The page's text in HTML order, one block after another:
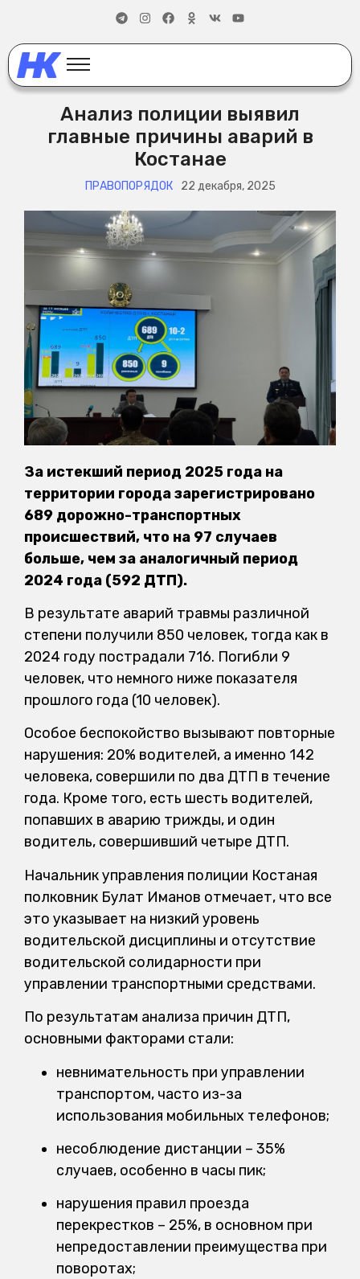
Анализ полиции выявил
главные причины аварий в
Костанае
ПРАВОПОРЯДОК 22 декабря, 2025
За истекший период 2025 года на
территории города зарегистрировано
689 дорожно-транспортных
происшествий, что на 97 случаев
больше, чем за аналогичный период
2024 года (592 ДТП).
В результате аварий травмы различной
степени получили 850 человек, тогда как в
2024 году пострадали 716. Погибли 9
человек, что немного ниже показателя
прошлого года (10 человек).
Особое беспокойство вызывают повторные
нарушения: 20% водителей, а именно 142
человека, совершили по два ДТП в течение
года. Кроме того, есть шесть водителей,
попавших в аварию трижды, и один
водитель, совершивший четыре ДТП.
Начальник управления полиции Костаная
полковник Булат Иманов отмечает, что все
это указывает на низкий уровень
водительской дисциплины и отсутствие
водительской солидарности при
управлении транспортными средствами.
По результатам анализа причин ДТП,
основными факторами стали:
невнимательность при управлении
транспортом, часто из-за
использования мобильных телефонов;
несоблюдение дистанции – 35%
случаев, особенно в часы пик;
нарушения правил проезда
перекрестков – 25%, в основном при
непредоставлении преимущества при
поворотах;